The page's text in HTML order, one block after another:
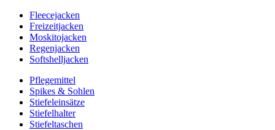
Fleecejacken
Freizeitjacken
Moskitojacken
Regenjacken
Softshelljacken
Pflegemittel
Spikes & Sohlen
Stiefeleinsätze
Stiefelhalter
Stiefeltaschen